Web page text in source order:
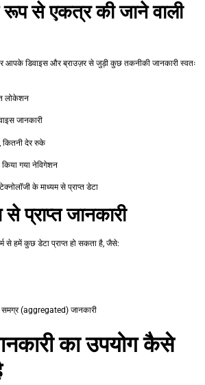
से एकत्र की जाने वाली
आपके डिवाइस और ब्राउज़र से जुड़ी कुछ तकनीकी जानकारी स्वतः
लोकेशन
जानकारी
देर रुके
किया गया नेविगेशन
के माध्यम से प्राप्त डेटा
प्राप्त जानकारी
से हमें कुछ डेटा प्राप्त हो सकता है, जैसे:
समग्र (aggregated) जानकारी
का उपयोग कैसे